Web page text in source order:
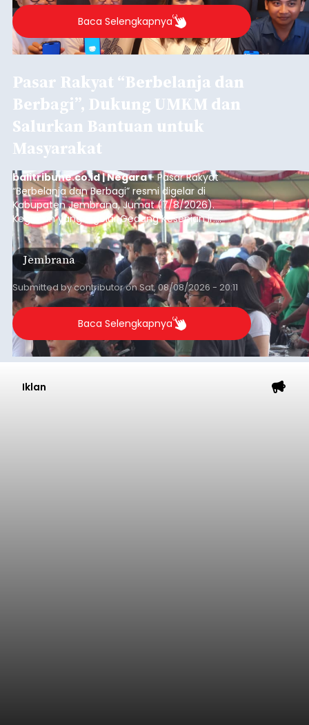
Baca Selengkapnya
Pasar Rakyat “Berbelanja dan
Berbagi”, Dukung UMKM dan
Salurkan Bantuan untuk
Masyarakat
balitribune.co.id | Negara- Pasar Rakyat
“Berbelanja dan Berbagi” resmi digelar di
Kabupaten Jembrana, Jumat (7/8/2026).
Kegiatan yang digelar Gedung Kesenian Ir.
Soekarno ini memadukan pemberdayaan
ekonomi masyarakat dengan aksi sosial tersebut
mendapat antusiasme tinggi dan mencatat nilai
transaksi mencapai Rp672.733.200.
Jembrana
Submitted bycontributoronSat, 08/08/2026 - 20:11
Baca Selengkapnya
Iklan